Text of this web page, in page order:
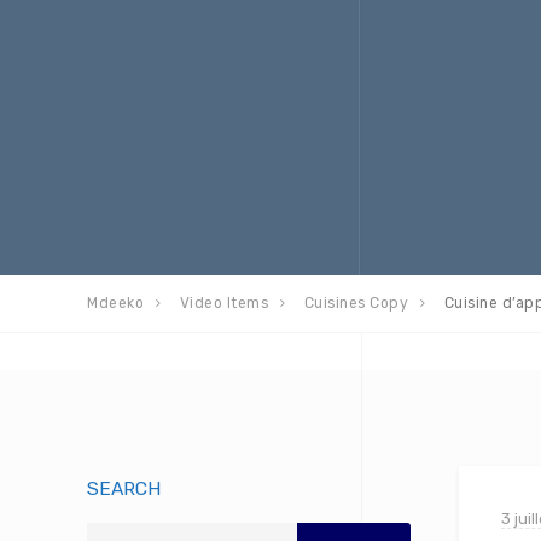
Mdeeko Video Items Cuisines Copy Cuisine
3
SEARCH